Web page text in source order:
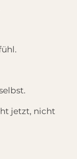
jetzt, nicht